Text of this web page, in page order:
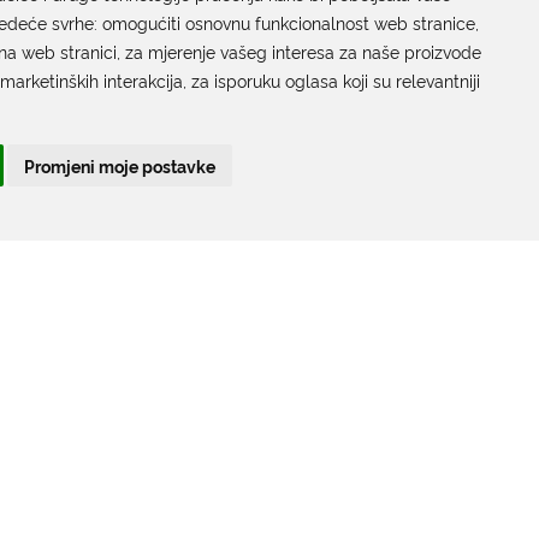
svrhe: omogućiti osnovnu funkcionalnost web stranice
web stranici za mjerenje vašeg interesa za naše proizvode
interakcija za isporuku oglasa koji su relevantniji
Promjeni moje postavke
Grada Dubrovnika
Gundulićeva poljana 10, 20000 Dubrovnik
Radno vrijeme sa strankama:
T:+385 20 351 879